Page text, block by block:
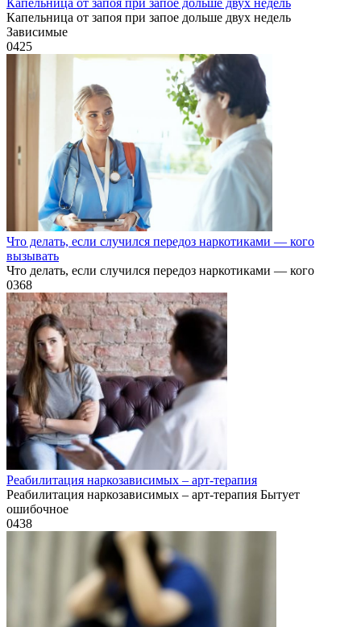
Капельница от запоя при запое дольше двух недель
Капельница от запоя при запое дольше двух недель
Зависимые
0425
Что делать, если случился передоз наркотиками — кого
вызывать
Что делать, если случился передоз наркотиками — кого
0368
Реабилитация наркозависимых – арт-терапия
Реабилитация наркозависимых – арт-терапия Бытует
ошибочное
0438